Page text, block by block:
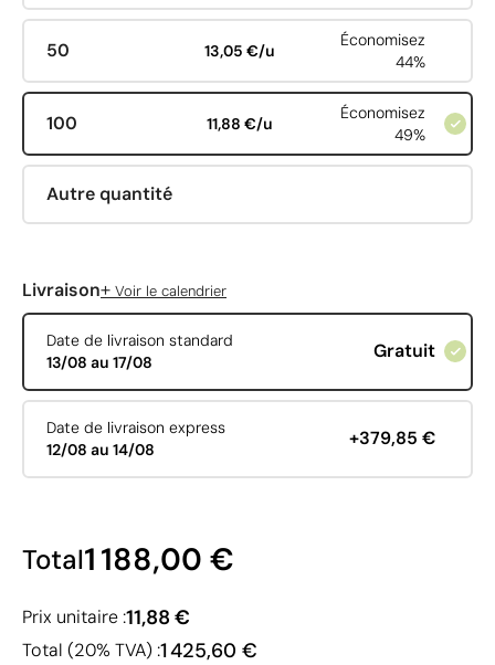
50 13,05 €/u
Économisez
44%
100 11,88 €/u
Économisez
49%
Autre quantité
Livraison+ Voir le calendrier
Date de livraison standard
13/08 au 17/08
Gratuit
Date de livraison express
12/08 au 14/08
+379,85 €
Total1 188,00 €
Prix unitaire :11,88 €
Total (20% TVA) :1 425,60 €